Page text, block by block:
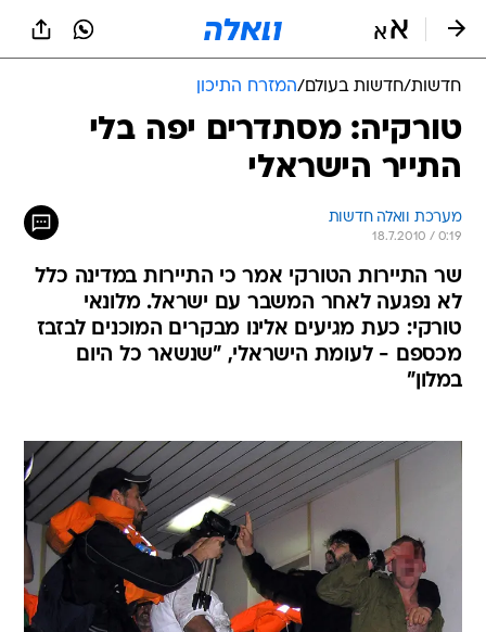
חדשות/חדשות בעולם/המזרח התיכון
טורקיה: מסתדרים יפה בלי
התייר הישראלי
מערכת וואלה חדשות
18.7.2010 / 0:19
שר התיירות הטורקי אמר כי התיירות במדינה כלל
לא נפגעה לאחר המשבר עם ישראל. מלונאי
טורקי: כעת מגיעים אלינו מבקרים המוכנים לבזבז
מכספם - לעומת הישראלי, "שנשאר כל היום
במלון"